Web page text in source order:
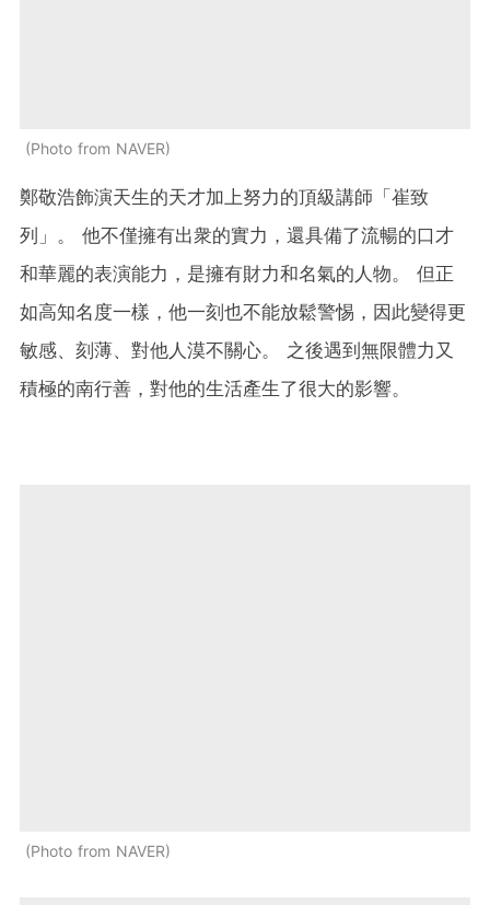
Photo from NAVER
鄭敬浩飾演天生的天才加上努力的頂級講師「崔致
列」。 他不僅擁有出衆的實力，還具備了流暢的口才
和華麗的表演能力，是擁有財力和名氣的人物。 但正
如高知名度一樣，他一刻也不能放鬆警惕，因此變得更
敏感、刻薄、對他人漠不關心。 之後遇到無限體力又
積極的南行善，對他的生活產生了很大的影響。
Photo from NAVER